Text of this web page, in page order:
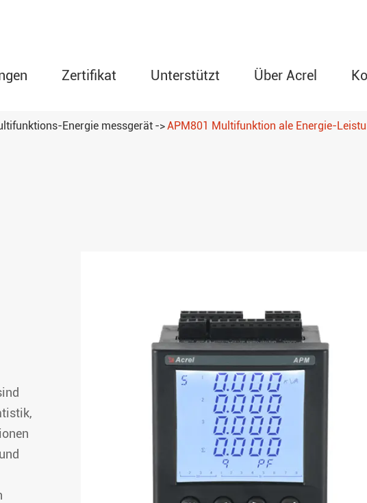
ARTU-Serie
Smart-Beleuchtungs steuerungs
modul der ASL-Serie
Mittlerspannungs-Schutz relais
Reststrom relais der ASJ-Serie
Rechen zentrums monitor modul
der AMC-Serie
Zertifikat Unterstützt Über Acrel
Energie messgerät APM801 Multifunktion ale Energie-